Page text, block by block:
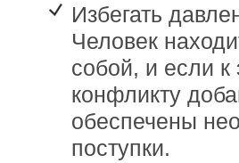
Избегать
Человек
собой, и если к
конфликту
обеспечены
поступки.